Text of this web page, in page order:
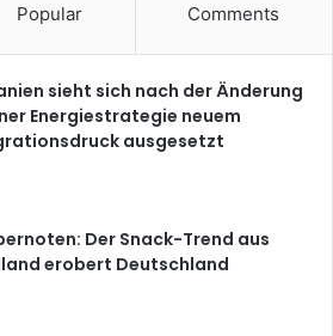
Popular Comments
sieht sich nach der Änderung
Energiestrategie neuem
ausgesetzt
Der Snack-Trend aus
erobert Deutschland